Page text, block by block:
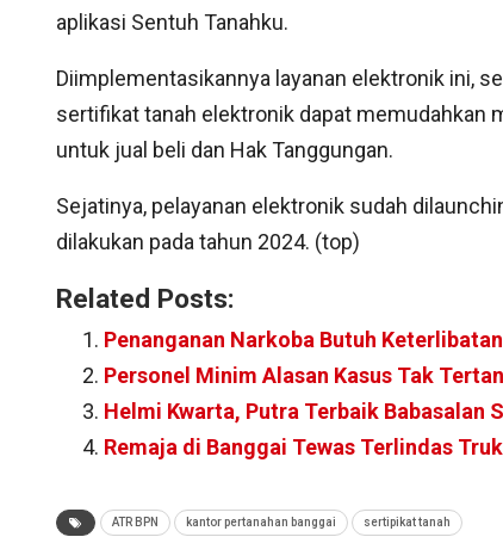
aplikasi Sentuh Tanahku.
Diimplementasikannya layanan elektronik ini,
sertifikat tanah elektronik dapat memudahkan
untuk jual beli dan Hak Tanggungan.
Sejatinya, pelayanan elektronik sudah
dilakukan pada tahun 2024. (top)
Related Posts:
Penanganan Narkoba Butuh
Personel Minim Alasan Kasus Tak
Helmi Kwarta, Putra Terbaik Babasalan
Remaja di Banggai Tewas Terlindas Truk
ATR BPN kantor pertanahan banggai sertipikat tanah